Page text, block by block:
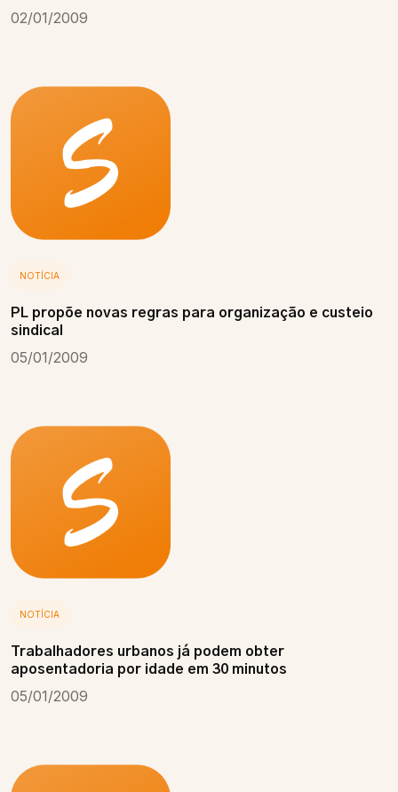
02/01/2009
NOTÍCIA
PL propõe novas regras para organização e custeio
sindical
05/01/2009
NOTÍCIA
Trabalhadores urbanos já podem obter
aposentadoria por idade em 30 minutos
05/01/2009